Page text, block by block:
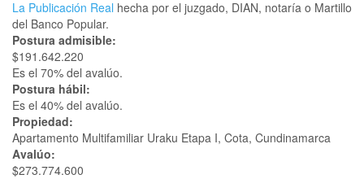
La Publicación Real hecha por el juzgado, DIAN, notaría o Martillo
del Banco Popular.
Postura admisible:
$191.642.220
Es el 70% del avalúo.
Postura hábil:
Es el 40% del avalúo.
Propiedad:
Apartamento Multifamiliar Uraku Etapa I, Cota, Cundinamarca
Avalúo:
$273.774.600